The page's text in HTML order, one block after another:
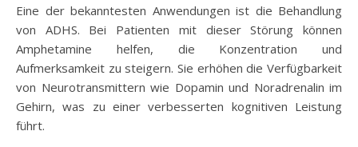
Eine der bekanntesten Anwendungen ist die Behandlung
von ADHS. Bei Patienten mit dieser Störung können
Amphetamine helfen, die Konzentration und
Aufmerksamkeit zu steigern. Sie erhöhen die Verfügbarkeit
von Neurotransmittern wie Dopamin und Noradrenalin im
Gehirn, was zu einer verbesserten kognitiven Leistung
führt.